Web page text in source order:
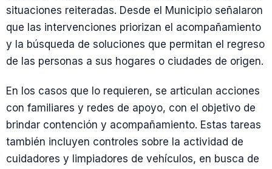
situaciones reiteradas. Desde el Municipio señalaron
que las intervenciones priorizan el acompañamiento
y la búsqueda de soluciones que permitan el regreso
de las personas a sus hogares o ciudades de origen.
En los casos que lo requieren, se articulan acciones
con familiares y redes de apoyo, con el objetivo de
brindar contención y acompañamiento. Estas tareas
también incluyen controles sobre la actividad de
cuidadores y limpiadores de vehículos, en busca de